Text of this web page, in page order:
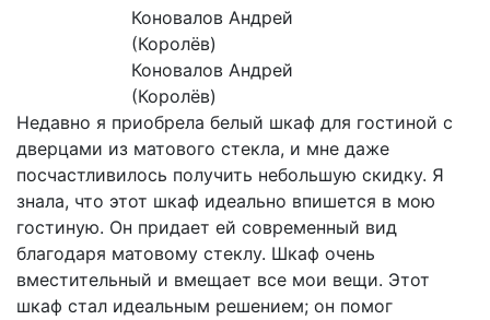
Коновалов Андрей
(Королёв)
Недавно я приобрела белый шкаф для гостиной с
дверцами из матового стекла, и мне даже
посчастливилось получить небольшую скидку. Я
знала, что этот шкаф идеально впишется в мою
гостиную. Он придает ей современный вид
благодаря матовому стеклу. Шкаф очень
вместительный и вмещает все мои вещи. Этот
шкаф стал идеальным решением; он помог